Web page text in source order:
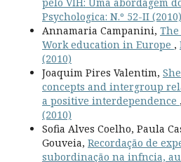
Psychologica: N.º 52-II (2010)
Annamaria Campanini,
Work education in Europe ,
(2010)
Joaquim Pires Valentim,
concepts and intergroup
a positive interdependence ,
(2010)
Sofia Alves Coelho, Paula
Gouveia, Recordação de
subordinação na infncia,